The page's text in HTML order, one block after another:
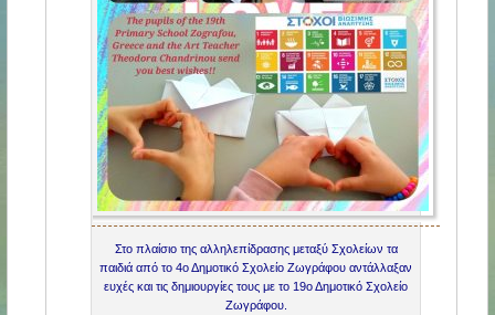
Στο πλαίσιο της αλληλεπίδρασης μεταξύ Σχολείων τα
παιδιά από το 4ο Δημοτικό Σχολείο Ζωγράφου αντάλλαξαν
ευχές και τις δημιουργίες τους με το 19ο Δημοτικό Σχολείο
Ζωγράφου.